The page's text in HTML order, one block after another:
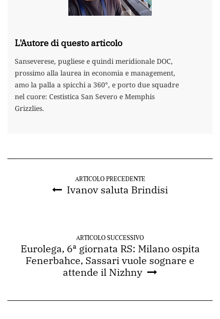
L'Autore di questo articolo
Sanseverese, pugliese e quindi meridionale DOC,
prossimo alla laurea in economia e management,
amo la palla a spicchi a 360°, e porto due squadre
nel cuore: Cestistica San Severo e Memphis
Grizzlies.
ARTICOLO PRECEDENTE
Ivanov saluta Brindisi
ARTICOLO SUCCESSIVO
Eurolega, 6ª giornata RS: Milano ospita
Fenerbahce, Sassari vuole sognare e
attende il Nizhny